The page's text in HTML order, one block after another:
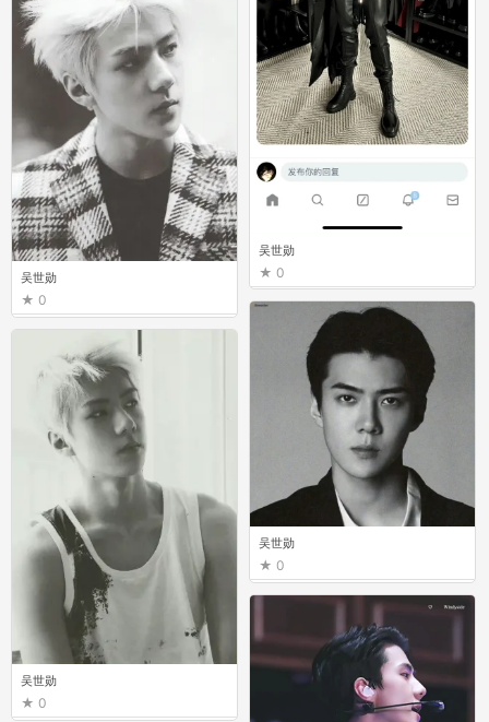
吴世勋
0
吴世勋
0
吴世勋
0
吴世勋
0